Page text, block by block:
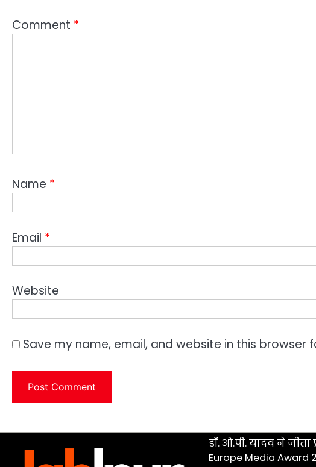
Comment *
Name *
Email *
Website
Save my name, email, and website in this browser
डॉ. ओ.पी. यादव ने जीता
Europe Media Award